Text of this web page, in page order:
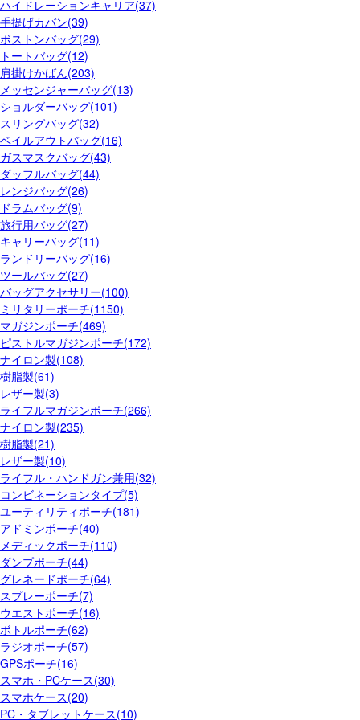
ハイドレーションキャリア(37)
手提げカバン(39)
ボストンバッグ(29)
トートバッグ(12)
肩掛けかばん(203)
メッセンジャーバッグ(13)
ショルダーバッグ(101)
スリングバッグ(32)
ベイルアウトバッグ(16)
ガスマスクバッグ(43)
ダッフルバッグ(44)
レンジバッグ(26)
ドラムバッグ(9)
旅行用バッグ(27)
キャリーバッグ(11)
ランドリーバッグ(16)
ツールバッグ(27)
バッグアクセサリー(100)
ミリタリーポーチ(1150)
マガジンポーチ(469)
ピストルマガジンポーチ(172)
ナイロン製(108)
樹脂製(61)
レザー製(3)
ライフルマガジンポーチ(266)
ナイロン製(235)
樹脂製(21)
レザー製(10)
ライフル・ハンドガン兼用(32)
コンビネーションタイプ(5)
ユーティリティポーチ(181)
アドミンポーチ(40)
メディックポーチ(110)
ダンプポーチ(44)
グレネードポーチ(64)
スプレーポーチ(7)
ウエストポーチ(16)
ボトルポーチ(62)
ラジオポーチ(57)
GPSポーチ(16)
スマホ・PCケース(30)
スマホケース(20)
PC・タブレットケース(10)